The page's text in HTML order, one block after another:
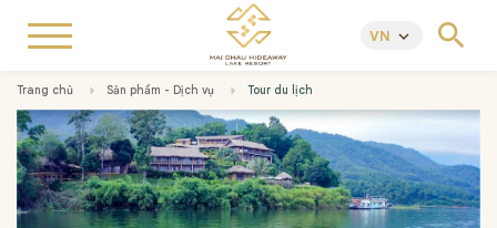
VN keyboard_arrow_down search
Trang chủ Sản phẩm - Dịch vụ Tour du lịch